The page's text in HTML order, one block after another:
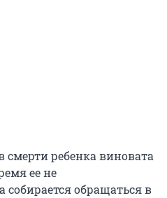
ребенка виновата
ее не
собирается обращаться в